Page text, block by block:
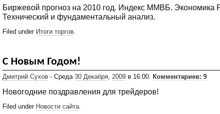
Биржевой прогноз на 2010 год. Индекс ММВБ. Экономика
Технический и фундаментальный анализ.
Filed under Итоги торгов
С Новым Годом!
Дмитрий Сухов - Среда 30 Декабря 2009 в 16:00. Комментариев: 9
Новогодние поздравления для трейдеров!
Filed under Новости сайта